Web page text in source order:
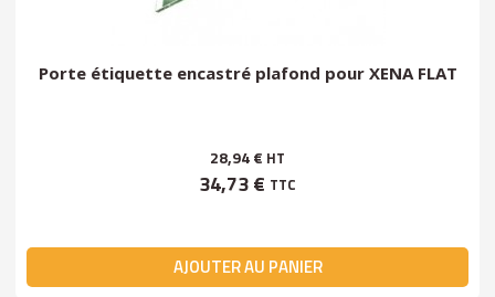
Porte étiquette encastré plafond pour XENA FLAT
28,94 € HT
34,73 € TTC
AJOUTER AU PANIER